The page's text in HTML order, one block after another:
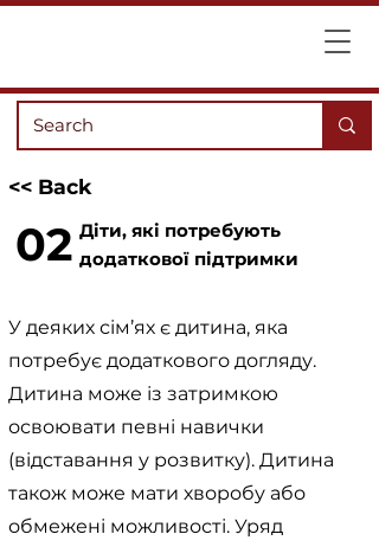
<< Back
02 Діти, які потребують
додаткової підтримки
У деяких сім’ях є дитина, яка
потребує додаткового догляду.
Дитина може із затримкою
освоювати певні навички
(відставання у розвитку). Дитина
також може мати хворобу або
обмежені можливості. Уряд